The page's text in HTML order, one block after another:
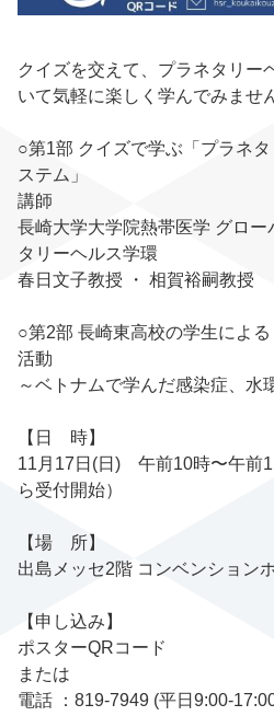
クイズを交えて、プラネタリー
いて気軽に楽しく学んでみませ
○第1部 クイズで学ぶ「プラネ
ステム」
講師
長崎大学大学院熱帯医学 グロ
タリーヘルス学環
春日文子教授 ・ 相賀裕嗣教授
○第2部 長崎東高校の学生による
活動
～ベトナムで学んだ感染症、水
【日 時】
11月17日(日) 午前10時〜午前
ら受付開始）
【場 所】
出島メッセ2階 コンベンション
【申し込み】
ポスターQRコード
または
電話 ：819-7949 (平日9:00-